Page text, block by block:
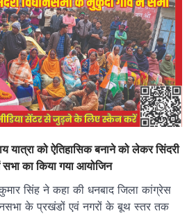
यात्रा को ऐतिहासिक बनाने को लेकर सिंदरी
का किया गया आयोजिन
सिंह ने कहा की धनबाद जिला कांग्रेस
के प्रखंडों एवं नगरों के बूथ स्तर तक